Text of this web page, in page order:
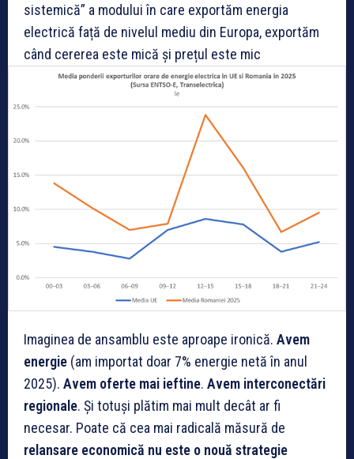
sistemică” a modului în care exportăm energia
electrică față de nivelul mediu din Europa, exportăm
când cererea este mică și prețul este mic
Imaginea de ansamblu este aproape ironică. Avem
energie (am importat doar 7% energie netă în anul
2025). Avem oferte mai ieftine. Avem interconectări
regionale. Și totuși plătim mai mult decât ar fi
necesar. Poate că cea mai radicală măsură de
relansare economică nu este o nouă strategie